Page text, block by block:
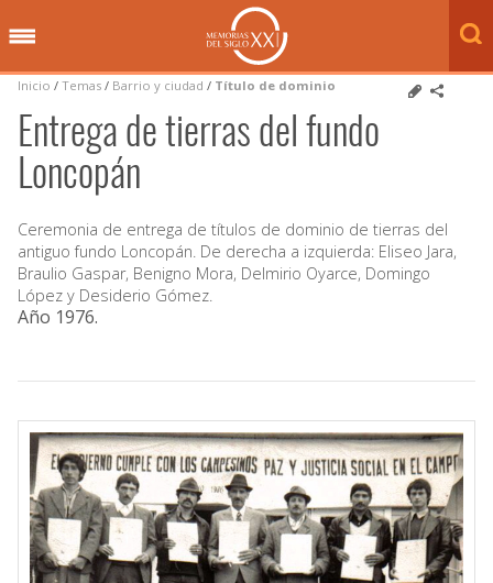
Inicio / Temas / Barrio y ciudad / Título de dominio
Entrega de tierras del fundo
Loncopán
Ceremonia de entrega de títulos de dominio de tierras del
antiguo fundo Loncopán. De derecha a izquierda: Eliseo Jara,
Braulio Gaspar, Benigno Mora, Delmirio Oyarce, Domingo
López y Desiderio Gómez.
Año 1976.